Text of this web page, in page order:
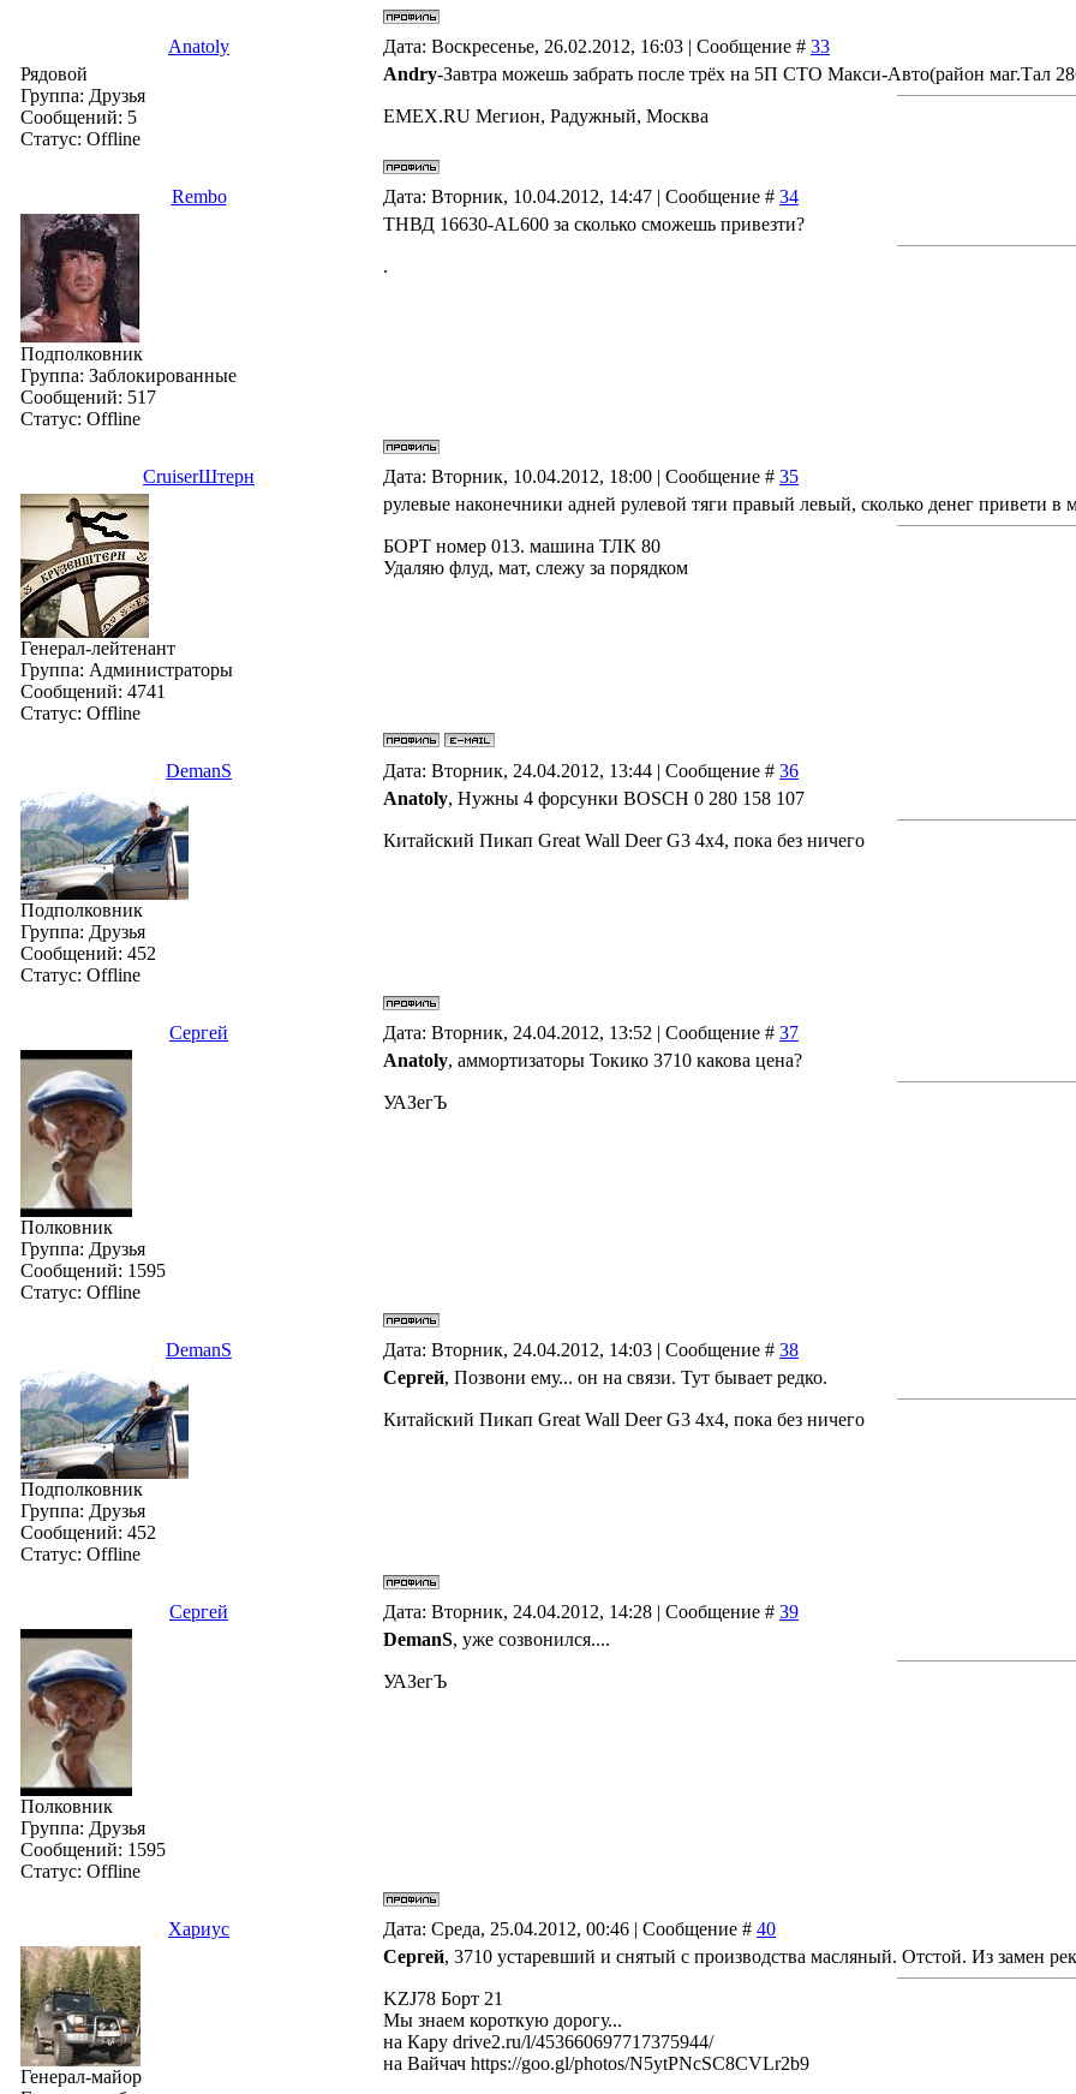
Anatoly Дата: Воскресенье, 26.02.2012, 16:03 | Сообщение # 33
Рядовой
Группа: Друзья
Сообщений: 5
Статус: Offline
Andry-Завтра можешь забрать после трёх на 5П CTO Макси-Авто(район маг.Тал
EMEX.RU Мегион, Радужный, Москва
Rembo Дата: Вторник, 10.04.2012, 14:47 | Сообщение # 34
Подполковник
Группа: Заблокированные
Сообщений: 517
Статус: Offline
ТНВД 16630-AL600 за сколько сможешь привезти?
.
СruiserШтерн Дата: Вторник, 10.04.2012, 18:00 | Сообщение # 35
Генерал-лейтенант
Группа: Администраторы
Сообщений: 4741
Статус: Offline
рулевые наконечники адней рулевой тяги правый левый, сколько денег привети в
БОРТ номер 013. машина ТЛК 80
Удаляю флуд, мат, слежу за порядком
DemanS Дата: Вторник, 24.04.2012, 13:44 | Сообщение # 36
Подполковник
Группа: Друзья
Сообщений: 452
Статус: Offline
Anatoly, Нужны 4 форсунки BOSCH 0 280 158 107
Китайский Пикап Great Wall Deer G3 4x4, пока без ничего
Сергей Дата: Вторник, 24.04.2012, 13:52 | Сообщение # 37
Полковник
Группа: Друзья
Сообщений: 1595
Статус: Offline
Anatoly, аммортизаторы Токико 3710 какова цена?
УАЗегЪ
DemanS Дата: Вторник, 24.04.2012, 14:03 | Сообщение # 38
Подполковник
Группа: Друзья
Сообщений: 452
Статус: Offline
Сергей, Позвони ему... он на связи. Тут бывает редко.
Китайский Пикап Great Wall Deer G3 4x4, пока без ничего
Сергей Дата: Вторник, 24.04.2012, 14:28 | Сообщение # 39
Полковник
Группа: Друзья
Сообщений: 1595
Статус: Offline
DemanS, уже созвонился....
УАЗегЪ
Хариус Дата: Среда, 25.04.2012, 00:46 | Сообщение # 40
Генерал-майор
Сергей, 3710 устаревший и снятый с производства масляный. Отстой. Из замен
KZJ78 Борт 21
Мы знаем короткую дорогу...
на Кару drive2.ru/l/453660697717375944/
на Вайчач https://goo.gl/photos/N5ytPNcSC8CVLr2b9